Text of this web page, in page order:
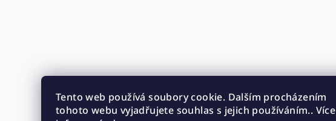
Tento web používá soubory cookie. Dalším procházením
tohoto webu vyjadřujete souhlas s jejich používáním.. Více